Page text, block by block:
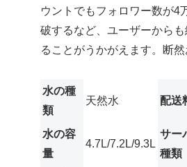
ウントでもフォロワー数が4
破するなど、ユーザーから
ることがうかがえます。断然
水の種
類
天然水 配送
水の容
量
4.7L/7.2L/9.3L
サー
種類